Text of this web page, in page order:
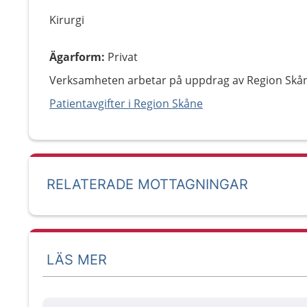
Kirurgi
Ägarform: Privat
Verksamheten arbetar på uppdrag av Region
Patientavgifter i Region Skåne
RELATERADE MOTTAGNINGAR
LÄS MER